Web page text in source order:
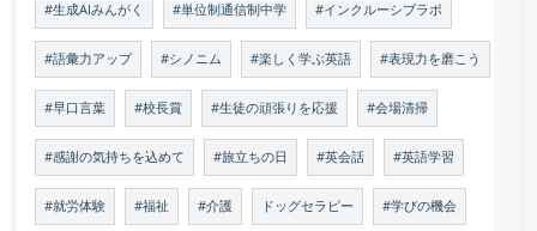
#生成AIみんがく #単位制通信制中学 #インクルーシブラボ
#語彙力アップ #シノニム #楽しく学ぶ英語 #表現力を磨こう
#早口言葉 #校長賞 #生徒の頑張りを応援 #会場清掃
#感謝の気持ちを込めて #旅立ちの日 #英会話 #英語学習
#就労体験 #福祉 #介護 ドッグセラピー #学びの機会